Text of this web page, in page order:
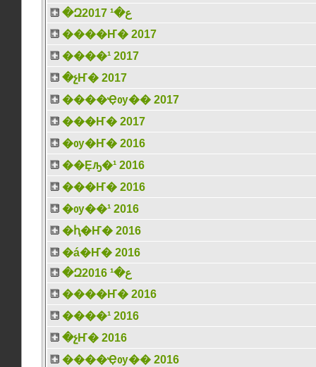
�Զع�¹ 2017
����Ҥ� 2017
����¹ 2017
�չҤ� 2017
����Ҿѹ�� 2017
���Ҥ� 2017
�ѹ�Ҥ� 2016
��Ȩԡ�¹ 2016
���Ҥ� 2016
�ѹ��¹ 2016
�ԧ�Ҥ� 2016
�á�Ҥ� 2016
�Զع�¹ 2016
����Ҥ� 2016
����¹ 2016
�չҤ� 2016
����Ҿѹ�� 2016